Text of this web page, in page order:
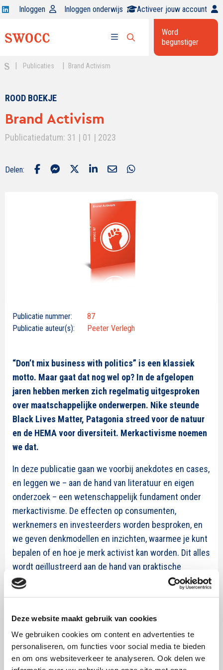
Deze website maakt gebruik van cookies
We gebruiken cookies om content en advertenties te
personaliseren, om functies voor social media te bieden
en om ons websiteverkeer te analyseren. Ook delen we
Open
op
Inloggen Inloggen onderwijs Activeer jouw account
Open
zoekbalk
Word
begunstiger
Publicaties Brand Activism
ROOD BOEKJE
Brand Activism
Publicatiedatum: 31 | 01 | 2023
Delen:
Publicatie nummer:
87
Publicatie auteur(s):
Peeter Verlegh
“Don’t mix business with politics” is een klassiek
motto. Maar gaat dat nog wel op? In de afgelopen
jaren hebben merken zich regelmatig uitgesproken
over maatschappelijke onderwerpen. Nike steunde
Black Lives Matter, Patagonia streed voor de natuur
en de HEMA voor diversiteit. Merkactivisme noemen
we dat.
In deze publicatie gaan we voorbij anekdotes en cases,
en leggen we – aan de hand van literatuur en eigen
onderzoek – een wetenschappelijk fundament onder
merkactivisme. De effecten op consumenten,
werknemers en investeerders worden besproken, en
we geven denkmodellen en inzichten, waarmee je kunt
bepalen of en hoe je merk activist kan worden. Dit alles
wordt geïllustreerd aan de hand van praktische
voorbeelden. De publicatie is geschreven in het
PRAKTISCHE IMPLICATIES
Ben authentiek. Spreek je alleen uit over